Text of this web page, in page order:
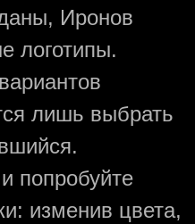
Иронов
логотипы.
лишь выбрать
попробуйте
изменив цвета,